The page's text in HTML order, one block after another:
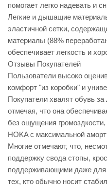
помогает легко надевать и
Легкие и дышащие
эластичной сетки,
материалы (88%
обеспечивает легкость и
Отзывы Покупателей
Пользователи высоко
комфорт "из коробки" и
Покупатели хвалят обувь за
отмечая, что она
без ощущения
HOKA с максимальной
Многие отмечают, что,
поддержку свода стопы,
поддерживающими даже
тех, кто обычно носит